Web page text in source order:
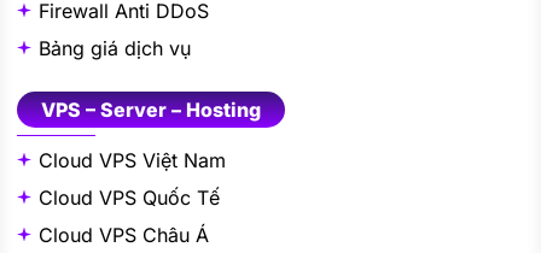
Bảng giá dịch vụ
Cloud VPS Việt Nam
Cloud VPS Quốc Tế
Cloud VPS Châu Á
Cloud VPS Châu Âu